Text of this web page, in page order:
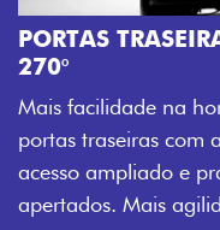
ABERTURA DE
e descarregar. As
270° oferecem
em espaços
o seu dia a dia.